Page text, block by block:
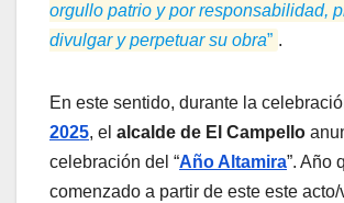
orgullo patrio y por responsabilidad,
divulgar y perpetuar su obra” .
En este sentido, durante la
2025, el alcalde de El Campello
celebración del “Año Altamira”. Año
comenzado a partir de este este acto/